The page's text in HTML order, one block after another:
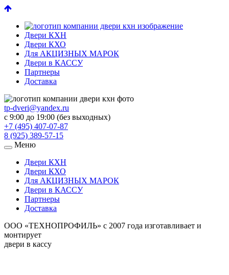
Двери КХН
Двери КХО
Для АКЦИЗНЫХ МАРОК
Двери в КАССУ
Партнеры
Доставка
tp-dveri@yandex.ru
с 9:00 до 19:00 (без выходных)
+7 (495) 407-07-87
8 (925) 389-57-15
Меню
Двери КХН
Двери КХО
Для АКЦИЗНЫХ МАРОК
Двери в КАССУ
Партнеры
Доставка
ООО «ТЕХНОПРОФИЛЬ» с 2007 года изготавливает и
монтирует
двери в кассу